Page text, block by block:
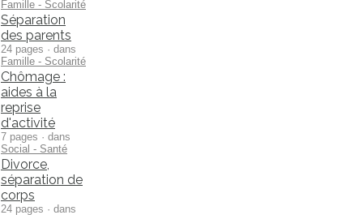
Famille - Scolarité
Séparation
des parents
24 pages · dans
Famille - Scolarité
Chômage :
aides à la
reprise
d'activité
7 pages · dans
Social - Santé
Divorce,
séparation de
corps
24 pages · dans